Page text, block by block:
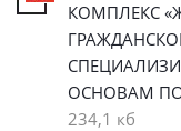
КОМПЛЕКС
ОСНОВАМ
234,1 кб